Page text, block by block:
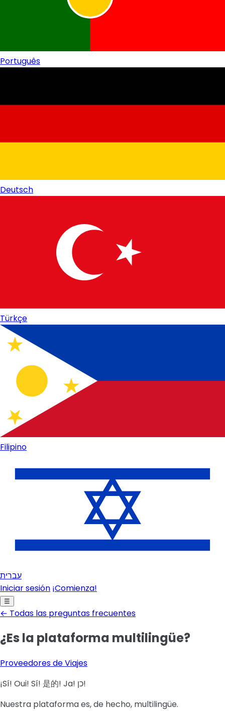
Português
Deutsch
Türkçe
Filipino
עברית
Iniciar sesión ¡Comienza!
☰
← Todas las preguntas frecuentes
¿Es la plataforma multilingüe?
Proveedores de Viajes
¡Sí! Oui! Sí! 是的! Ja! כן!
Nuestra plataforma es, de hecho, multilingüe.